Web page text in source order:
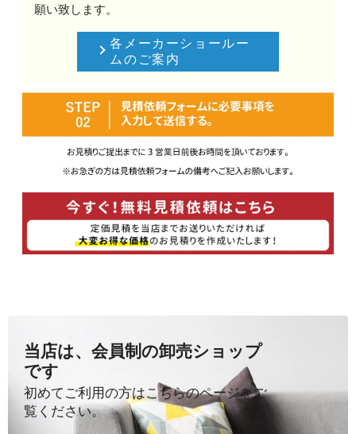
願い致します。
各メーカーショールー
ムのご案内
当店は、会員制の卸売ショップ
です
初めてご利用の方はこちらのページをご
覧ください。